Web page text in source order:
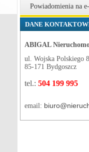
Powiadomienia na
DANE
ABIGAL
ul. Wojska Polskiego 8
85-171 Bydgoszcz
tel.: 504 199 995
email: